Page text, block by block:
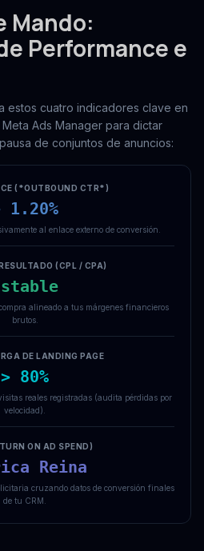
Mando:
Performance e
estos cuatro indicadores clave en
Ads Manager para dictar
de conjuntos de anuncios:
(*OUTBOUND CTR*)
1.20%
al enlace externo de conversión.
(CPL / CPA)
alineado a tus márgenes financieros
brutos.
DE LANDING PAGE
> 80%
reales registradas (audita pérdidas por
velocidad).
ON AD SPEND)
Reina
cruzando datos de conversión finales
de tu CRM.